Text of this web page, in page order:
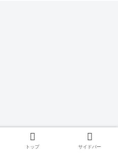
トップ サイドバー